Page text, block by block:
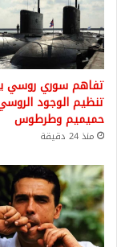
تفاهم سوري روسي
تنظيم الوجود
حميميم وطرطوس
منذ 24 دقيقة